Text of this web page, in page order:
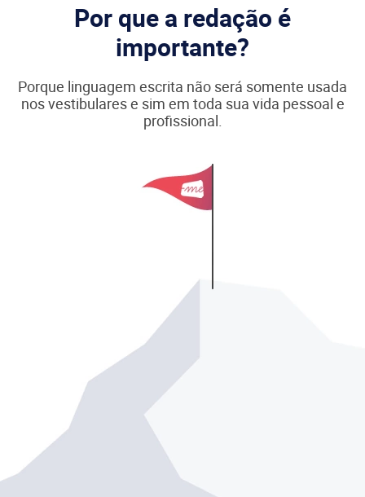
Por que a redação é
importante?
Porque linguagem escrita não será somente usada
nos vestibulares e sim em toda sua vida pessoal e
profissional.